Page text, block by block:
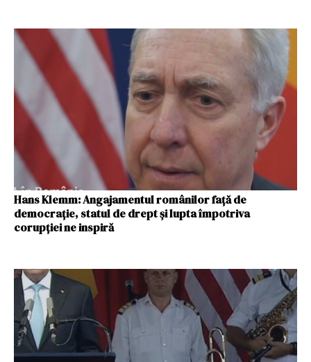
Hans Klemm: Angajamentul românilor faţă de
democraţie, statul de drept şi lupta împotriva
corupţiei ne inspiră